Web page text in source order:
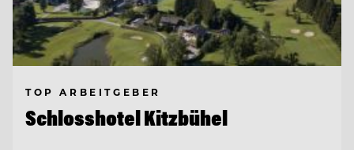
TOP ARBEITGEBER
Schlosshotel Kitzbühel